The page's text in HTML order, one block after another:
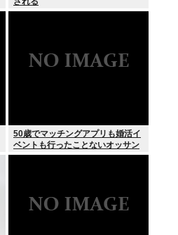
50歳でマッチングアプリも婚活イ
ベントも行ったことないオッサン
だが